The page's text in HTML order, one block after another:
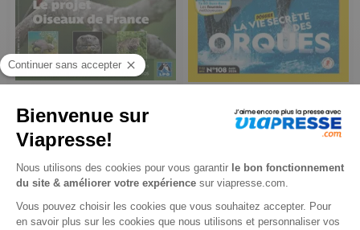
L'Oiseau Mag
1 an
32 €
27,20 €
National Geographic Kids
83,30 €
78,00 €